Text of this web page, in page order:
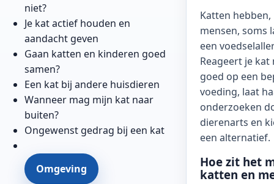
niet?
Je kat actief houden en
aandacht geven
Gaan katten en kinderen goed
samen?
Een kat bij andere huisdieren
Wanneer mag mijn kat naar
buiten?
Ongewenst gedrag bij een kat
Omgeving
Katten hebben,
mensen, soms
een
Reageert je kat
goed op een
voeding, laat
onderzoeken
dierenarts en
een alternatief.
Hoe zit het
katten en